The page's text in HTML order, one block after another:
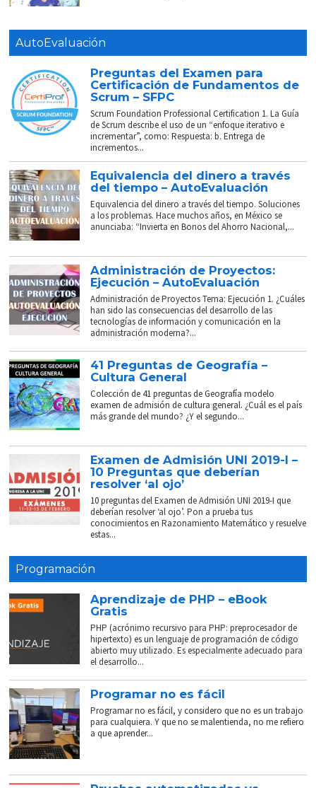
AutoEvaluación
Preguntas del Examen para
Certificación de Fundamentos de
Scrum – SFPC
Scrum Foundation Professional Certification 1. La Guía
de Scrum describe el uso de un “enfoque iterativo e
incrementar”, como: Respuesta: b. Entrega de
incrementos...
Equivalencia del dinero a través
del tiempo – AutoEvaluación
Equivalencia del dinero a través del tiempo. Soluciones
a los problemas. Hace muchos años, en México se
anunciaba: “Invierta en Bonos del Ahorro Nacional,...
Administración de Proyectos:
Ejecución – AutoEvaluación
Administración de Proyectos Tema: Ejecución 1. ¿Cuáles
han sido las consecuencias del desarrollo de las
tecnologías de información y comunicación en la
administración moderna?...
41 Preguntas de Geografía –
Cultura General
Colección de 41 preguntas de Geografía modelo
examen de admisión de cultura general. ¿Cuál es el país
más grande del mundo? ¿Y el segundo...
Examen de Admisión UNI 2019-I –
10 Preguntas que deberían
resolver ‘al ojo’
10 preguntas del Examen de Admisión UNI 2019-I que
deberían resolver ‘al ojo’. Pon a prueba tus
conocimientos en Razonamiento Matemático y resuelve
estas...
Programación
Aprendizaje de PHP – eBook
Gratis
PHP (acrónimo recursivo para PHP: preprocesador de
hipertexto) es un lenguaje de programación de código
abierto muy utilizado. Es especialmente adecuado para
el desarrollo...
Programar no es fácil
Programar no es fácil, y considero que no es un trabajo
para cualquiera. Y que no se malentienda, no me refiero
a que aprender...